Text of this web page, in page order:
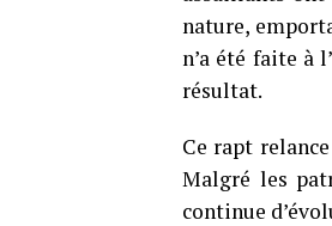
nature,
n’a été faite à
résultat.
Ce rapt
Malgré les
continue